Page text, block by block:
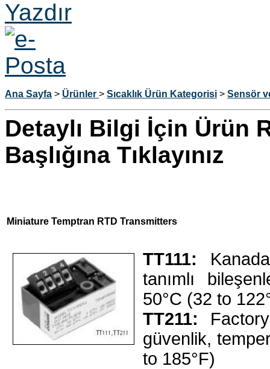
Ana Sayfa > Ürünler > Sıcaklık Ürün Kategorisi > Sensör
Detaylı Bilgi İçin Ürün
Başlığına Tıklayınız
Miniature Temptran RTD Transmitters
TT111:
tanımlı
50°C (32 to
TT211:
güvenlik,
to 185°F)